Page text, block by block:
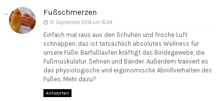
Fußschmerzen
15. September 2014 um 16:04
Einfach mal raus aus den Schuhen und frische Luft
schnappen, das ist tatsächlich absolutes Wellness für
unsere Füße. Barfußlaufen kräftigt das Bindegewebe, die
Fußmuskulatur, Sehnen und Bänder. Außerdem trainiert es
das physiologische und ergonomische Abrollverhalten des
Fußes. Mehr dazu?
Antworten